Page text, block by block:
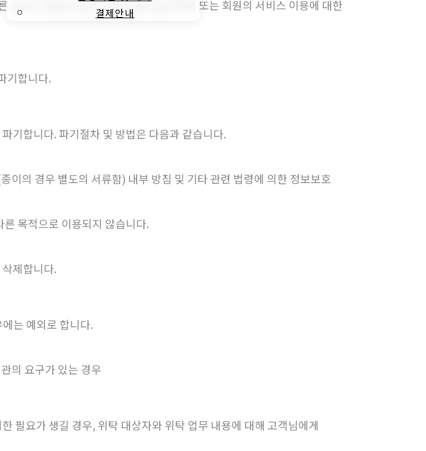
결제안내
비스 제공 및 광고 게재, 접속 빈도 파악 또는 회원의 서비스 이용에 대한
기합니다.
기합니다. 파기절차 및 방법은 다음과 같습니다.
의 경우 별도의 서류함) 내부 방침 및 기타 관련 법령에 의한 정보보호
목적으로 이용되지 않습니다.
제합니다.
는 예외로 합니다.
의 요구가 있는 경우
필요가 생길 경우, 위탁 대상자와 위탁 업무 내용에 대해 고객님에게